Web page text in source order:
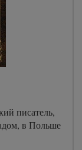
писатель,
в Польше